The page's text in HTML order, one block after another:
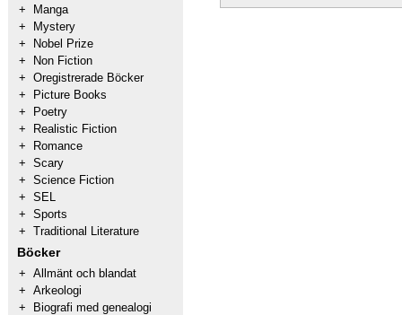
+
Manga
+
Mystery
+
Nobel Prize
+
Non Fiction
+ Oregistrerade Böcker
+
Picture Books
+
Poetry
+
Realistic Fiction
+
Romance
+ Scary
+ Science Fiction
+ SEL
+ Sports
+ Traditional Literature
Böcker
+ Allmänt och blandat
+ Arkeologi
+
Biografi med genealogi